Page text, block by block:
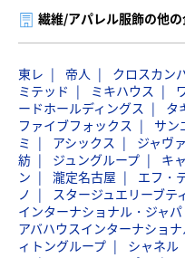
繊維/アパレル服飾の他
東レ 帝人 クロスカン
ミテッド
ミキハウス
ードホールディングス
タ
ファイブフォックス
サン
ミ
アシックス ジャヴ
紡
ジュングループ キ
ン
瀧定名古屋 エフ・
ノ
スタージュエリーブテ
インターナショナル・ジャ
アバハウスインターナショ
ィトングループ
シャネル